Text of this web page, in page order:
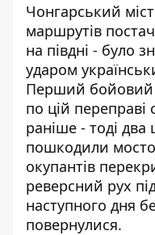
Чонгарський
маршрутів
на півдні - було
ударом
Перший бойовий
по цій переправі
раніше - тоді
пошкодили
окупантів
реверсний рух
наступного дня
повернулися.